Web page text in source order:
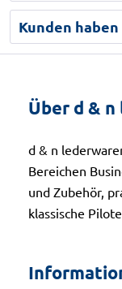
Kunden
Über d &
d & n
Bereichen
und Zubehör,
klassische